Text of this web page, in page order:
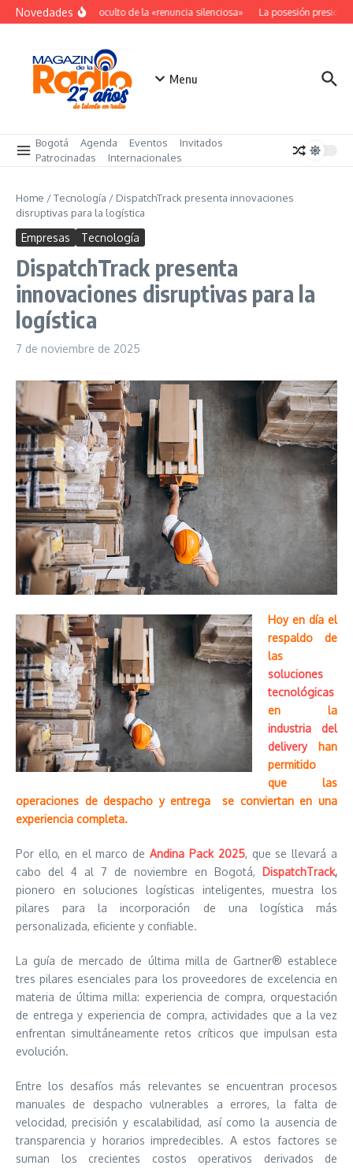
Saltar al contenido
NovedadesEl costo oculto de la «renuncia silenciosa» La posesión
Menu
Bogotá Agenda Eventos
Invitados
Patrocinadas
Internacionales
Home /Tecnología / DispatchTrack presenta innovaciones
disruptivas para la logística
Empresas Tecnología
DispatchTrack presenta
innovaciones disruptivas para la
logística
7 de noviembre de 2025
Hoy en día el
respaldo de
las
soluciones
tecnológicas
en la
industria del
deliveryhan
permitido
que las
operaciones de despacho y entrega se conviertan en una
experiencia completa.
Por ello, en el marco de Andina Pack 2025, que se llevará a
cabo del 4 al 7 de noviembre en Bogotá, DispatchTrack,
pionero en soluciones logísticas inteligentes, muestra los
pilares para la incorporación de una logística más
personalizada, eficiente y confiable.
La guía de mercado de última milla de Gartner® establece
tres pilares esenciales para los proveedores de excelencia en
materia de última milla: experiencia de compra, orquestación
de entrega y experiencia de compra, actividades que a la vez
enfrentan simultáneamente retos críticos que impulsan esta
evolución.
Entre los desafíos más relevantes se encuentran procesos
manuales de despacho vulnerables a errores, la falta de
velocidad, precisión y escalabilidad, así como la ausencia de
transparencia y horarios impredecibles. A estos factores se
suman los crecientes costos operativos derivados de